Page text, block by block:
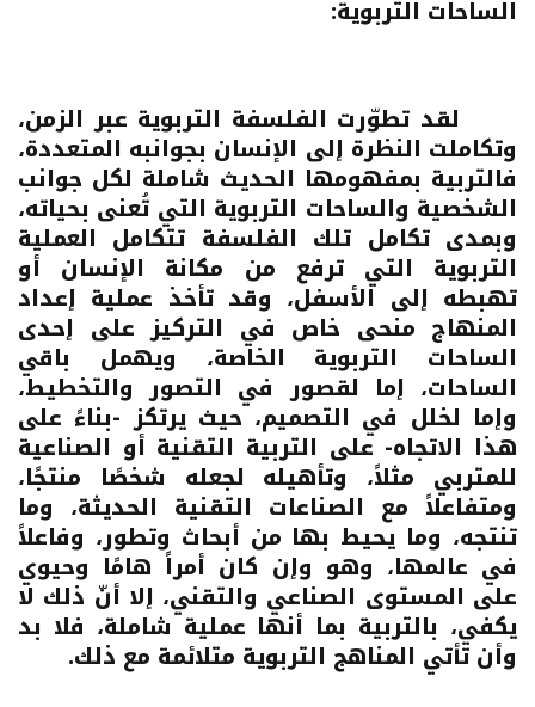
الساحات التربوية:
لقد تطوّرت الفلسفة التربوية عبر الزمن،
وتكاملت النظرة إلى الإنسان بجوانبه المتعددة،
فالتربية بمفهومها الحديث شاملة لكل جوانب
الشخصية والساحات التربوية التي تُعنى بحياته،
وبمدى تكامل تلك الفلسفة تتكامل العملية
التربوية التي ترفع من مكانة الإنسان أو
تهبطه إلى الأسفل، وقد تأخذ عملية إعداد
المنهاج منحى خاص في التركيز على إحدى
الساحات التربوية الخاصة، ويهمل باقي
الساحات، إما لقصور في التصور والتخطيط،
وإما لخلل في التصميم، حيث يرتكز -بناءً على
هذا الاتجاه- على التربية التقنية أو الصناعية
للمتربي مثلاً، وتأهيله لجعله شخصًا منتجًا،
ومتفاعلاً مع الصناعات التقنية الحديثة، وما
تنتجه، وما يحيط بها من أبحاث وتطور، وفاعلاً
في عالمها، وهو وإن كان أمراً هامًا وحيوي
على المستوى الصناعي والتقني، إلا أنّ ذلك لا
يكفي، بالتربية بما أنها عملية شاملة، فلا بد
وأن تأتي المناهج التربوية متلائمة مع ذلك.